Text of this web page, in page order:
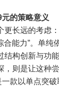
的策略意义
更长远的考虑
合能力”。单
结构创新与功
，则是让这种
款以单点突